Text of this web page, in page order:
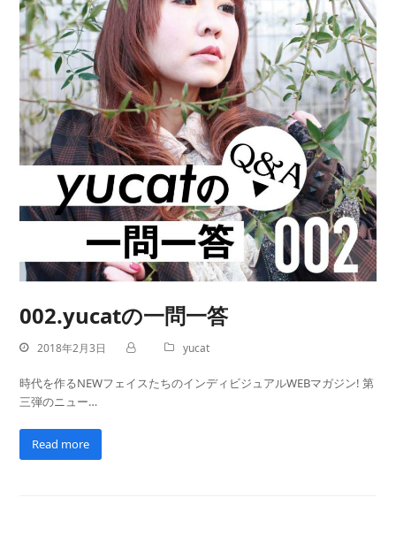
002.yucatの一問一答
2018年2月3日 yucat
時代を作るNEWフェイスたちのインディビジュアルWEBマガジン! 第
三弾のニュー…
Read more